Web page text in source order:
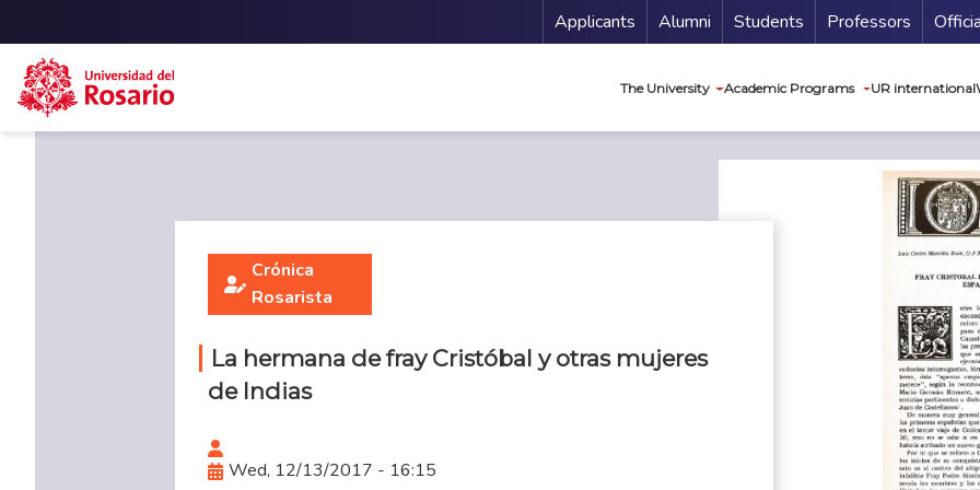
Menu Secundario
Applicants Alumni Students Professors
The University Academic Programs UR international
Crónica
Rosarista
La hermana de fray Cristóbal y otras mujeres
de Indias
Wed, 12/13/2017 - 16:15